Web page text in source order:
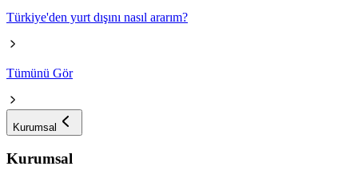
Türkiye'den yurt dışını nasıl ararım?
Tümünü Gör
Kurumsal
Kurumsal